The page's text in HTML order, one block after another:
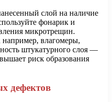
слой на наличие
фонарик и
микротрещин.
влагомеры,
штукатурного слоя —
риск образования
дефектов